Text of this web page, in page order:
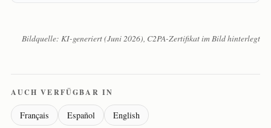
Bildquelle: KI-generiert (Juni 2026), C2PA-Zertifikat im Bild hinterlegt
AUCH VERFÜGBAR IN
Français Español English